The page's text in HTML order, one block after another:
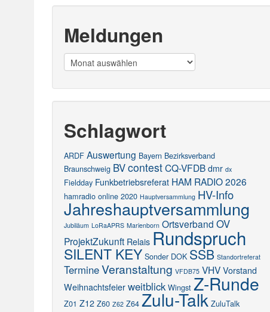
Meldungen
Meldungen
Schlagwort
ARDF Auswertung Bayern Bezirksverband
Braunschweig BVcontestCQ-VFDB dmr dx
Fieldday Funkbetriebsreferat HAM RADIO 2026
hamradio online 2020 Hauptversammlung HV-Info
Jahreshauptversammlung
Jubiläum LoRaAPRS Marienborn Ortsverband OV
ProjektZukunft Relais Rundspruch
SILENT KEY Sonder DOK SSB Standortreferat
TermineVeranstaltung VFDB75 VHV Vorstand
Weihnachtsfeier weitblick Wingst Z-Runde
Z01 Z12 Z60 Z62 Z64 Zulu-Talk ZuluTalk